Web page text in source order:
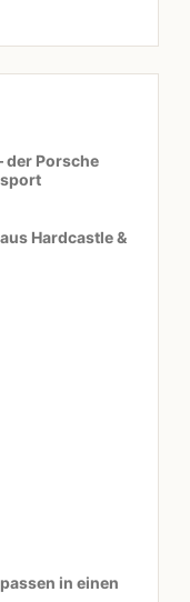
der Porsche
Hardcastle &
in einen